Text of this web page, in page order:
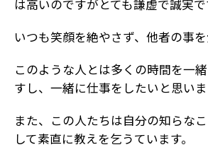
は高いのですがとても謙虚で誠実で
いつも笑顔を絶やさず、他者の事を
このような人とは多くの時間を一
すし、一緒に仕事をしたいと思いま
また、この人たちは自分の知らな
して素直に教えを乞うています。